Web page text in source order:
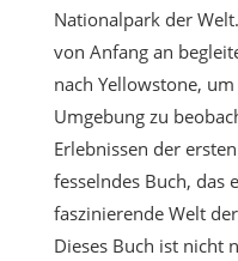
Nationalpark der
von Anfang an
nach Yellowstone,
Umgebung zu
Erlebnissen der
fesselndes Buch, das
faszinierende Welt
Dieses Buch ist nicht